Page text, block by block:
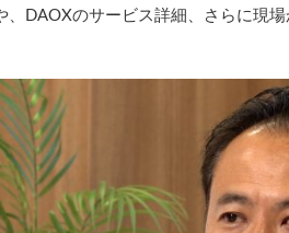
、DAOXのサービス詳細、さらに現